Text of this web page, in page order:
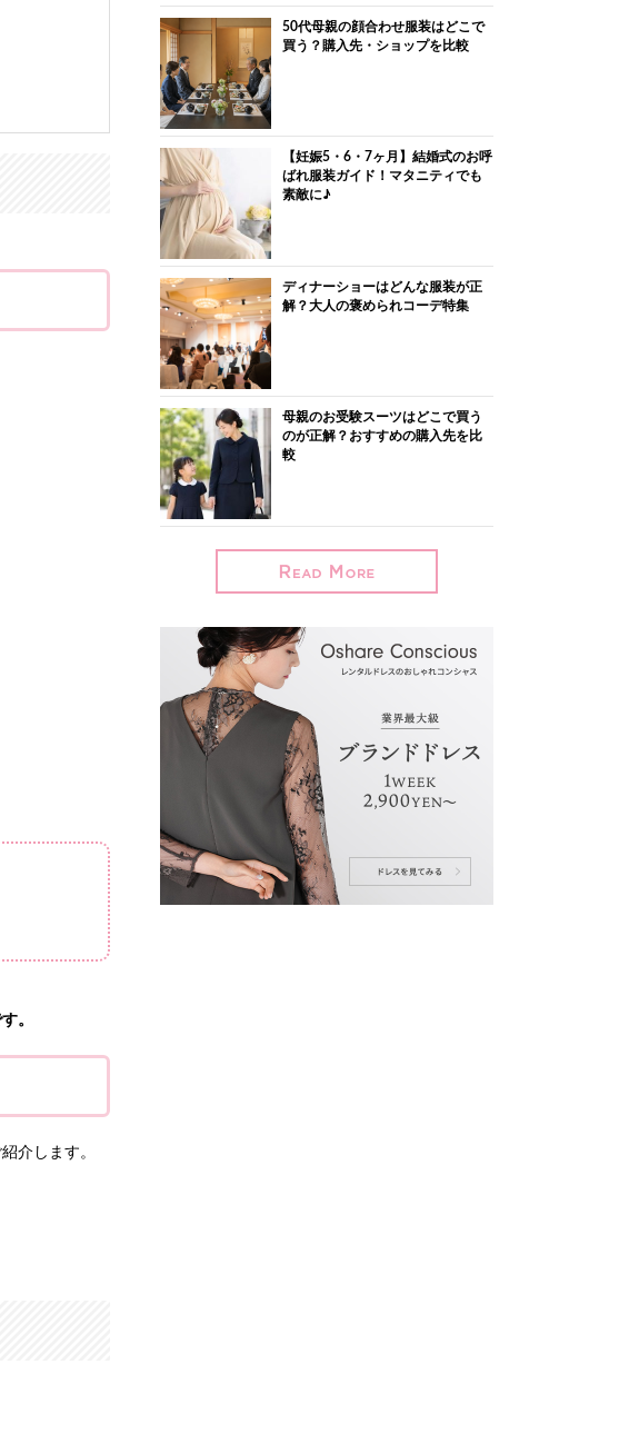
商品の仕
をお届け
。
介します。
50代母親の顔合わせ服装はどこで
買う？購入先・ショップを比較
【妊娠5・6・7ヶ月】結婚式のお呼
ばれ服装ガイド！マタニティでも
素敵に♪
ディナーショーはどんな服装が正
解？大人の褒められコーデ特集
母親のお受験スーツはどこで買う
のが正解？おすすめの購入先を比
較